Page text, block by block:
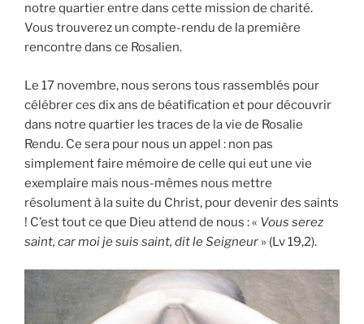
notre quartier entre dans cette mission de charité.
Vous trouverez un compte-rendu de la première
rencontre dans ce Rosalien.
Le 17 novembre, nous serons tous rassemblés pour
célébrer ces dix ans de béatification et pour découvrir
dans notre quartier les traces de la vie de Rosalie
Rendu. Ce sera pour nous un appel : non pas
simplement faire mémoire de celle qui eut une vie
exemplaire mais nous-mêmes nous mettre
résolument à la suite du Christ, pour devenir des saints
! C’est tout ce que Dieu attend de nous : « Vous serez
saint, car moi je suis saint, dit le Seigneur » (Lv 19,2).